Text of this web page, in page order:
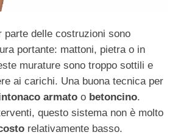
parte delle costruzioni sono
portante: mattoni, pietra o in
murature sono troppo sottili e
ai carichi. Una buona tecnica per
armato o betoncino.
questo sistema non è molto
relativamente basso.